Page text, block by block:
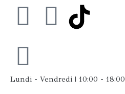
F
a
c
I
Lundi - Vendredi | 10:00 - 18:00